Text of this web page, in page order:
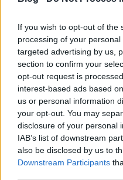
If you wish to opt-out of the
processing of your
targeted advertising by us,
section to confirm your
opt-out request is
interest-based ads based
us or personal information
your opt-out. You may
disclosure of your personal
IAB’s list of downstream
also be disclosed by us to
Downstream Participants
A két tömeg délelőtt
találkozott, ahol a
összecsapások
anyagokkal teli
másikra. Ennek során
súlyosabb fejsérüléssel
kicsúszott az irányítás,
szerint délelőtt 11
órakor)
ben, és beküldték a